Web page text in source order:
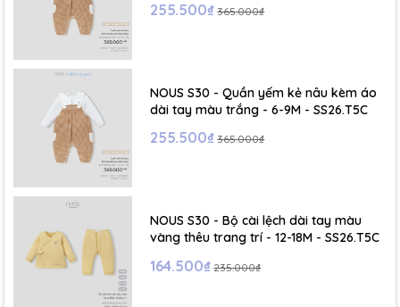
255.500₫ 365.000₫
NOUS S30 - Quần yếm kẻ nâu kèm áo
dài tay màu trắng - 6-9M - SS26.T5C
255.500₫ 365.000₫
NOUS S30 - Bộ cài lệch dài tay màu
vàng thêu trang trí - 12-18M - SS26.T5C
164.500₫ 235.000₫